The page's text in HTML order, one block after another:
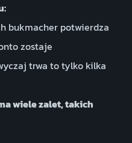
bukmacher potwierdza
zostaje
trwa to tylko kilka
wiele zalet, takich